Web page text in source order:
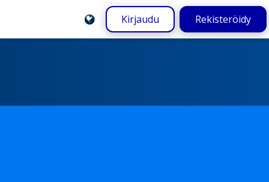
Kirjaudu Rekisteröidy